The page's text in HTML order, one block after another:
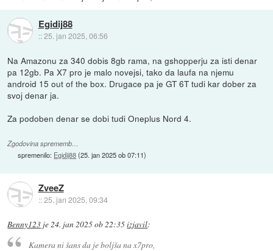
Egidij88
::25. jan 2025, 06:56
Na Amazonu za 340 dobis 8gb rama, na gshopperju za isti denar
pa 12gb. Pa X7 pro je malo novejsi, tako da laufa na njemu
android 15 out of the box. Drugace pa je GT 6T tudi kar dober za
svoj denar ja.
Za podoben denar se dobi tudi Oneplus Nord 4.
Zgodovina sprememb…
spremenilo: Egidij88(25. jan 2025 ob 07:11)
ZveeZ
::25. jan 2025, 09:34
Benny123 je24. jan 2025 ob 22:35izjavil:
Kamera ni šans da je boljša na x7pro,